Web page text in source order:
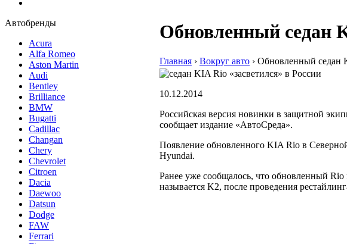
Автобренды
Acura
Alfa Romeo
Aston Martin
Audi
Bentley
Brilliance
BMW
Bugatti
Cadillac
Changan
Chery
Chevrolet
Citroen
Dacia
Daewoo
Datsun
Dodge
FAW
Ferrari
Обновленный седан
Главная › Вокруг авто › Обновленный седан
10.12.2014
Российская версия новинки в защитной
сообщает издание «АвтоСреда».
Появление обновленного KIA Rio в
Hyundai.
Ранее уже сообщалось, что обновленный
называется K2, после проведения